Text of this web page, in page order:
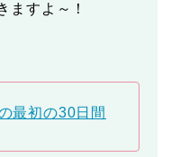
ますよ～！
最初の30日間